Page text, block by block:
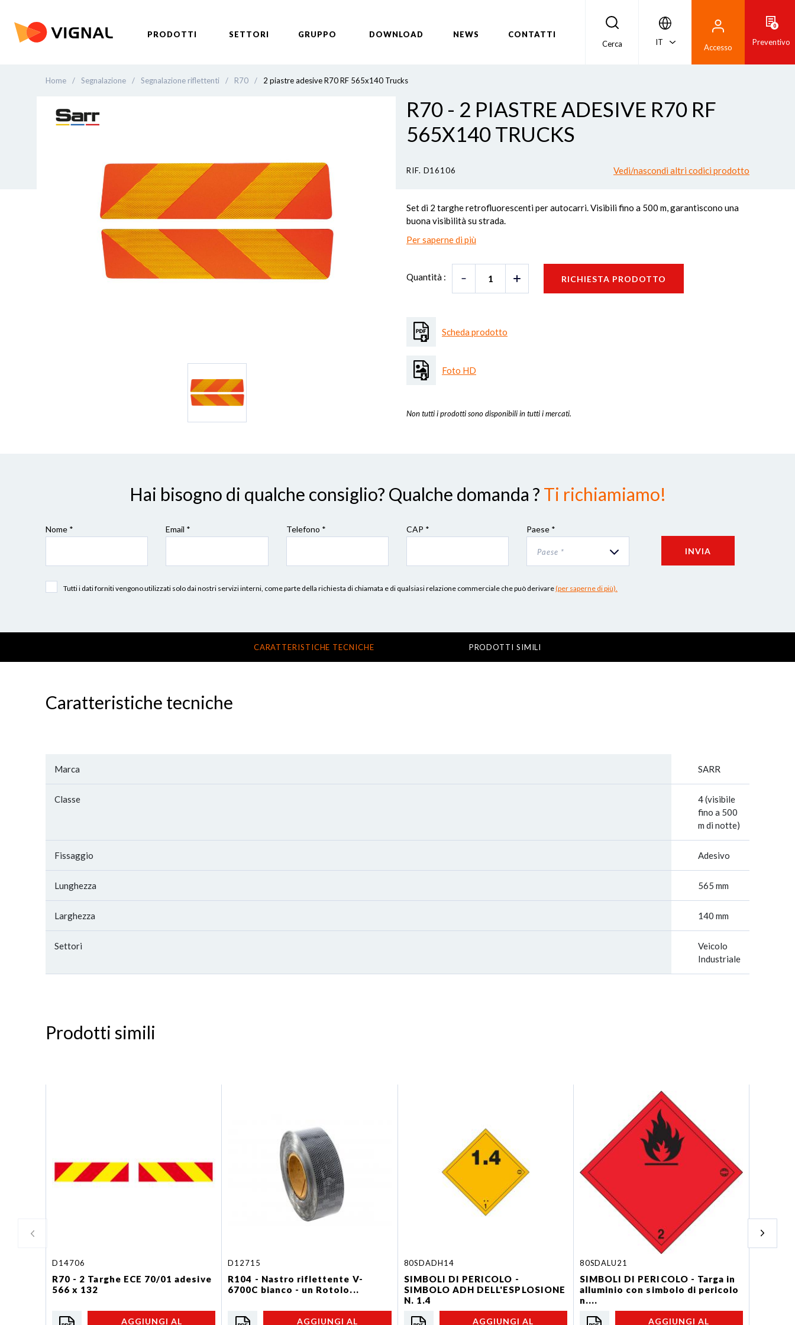
PRODOTTI SETTORI GRUPPO DOWNLOAD NEWS
CONTATTI
Cerca
IT
Accesso
0
Preventivo
Home / Segnalazione / Segnalazione riflettenti / R70 / 2 piastre adesive R70 RF 565x140 Trucks
R70 - 2 PIASTRE ADESIVE R70 RF
565X140 TRUCKS
RIF. D16106 Vedi/nascondi altri codici prodotto
Set di 2 targhe retrofluorescenti per autocarri. Visibili fino a 500 m, garantiscono una
buona visibilità su strada.
Per saperne di più
Quantità : RICHIESTA PRODOTTO
Scheda prodotto
Foto HD
Non tutti i prodotti sono disponibili in tutti i mercati.
Hai bisogno di qualche consiglio? Qualche domanda ? Ti richiamiamo!
Nome * Email * Telefono * CAP * Paese *
Paese * INVIA
Tutti i dati forniti vengono utilizzati solo dai nostri servizi interni, come parte della richiesta di chiamata e di qualsiasi relazione commerciale che può derivare(per saperne di più).
CARATTERISTICHE TECNICHE PRODOTTI SIMILI
Caratteristiche tecniche
Marca SARR
Classe
4 (visibile
fino a 500
m di notte)
Fissaggio Adesivo
Lunghezza 565 mm
Larghezza 140 mm
Settori
Veicolo
Industriale
Prodotti simili
D14706
R70 - 2 Targhe ECE 70/01 adesive
566 x 132
AGGIUNGI AL
D12715
R104 - Nastro riflettente V-
6700C bianco - un Rotolo...
AGGIUNGI AL
80SDADH14
SIMBOLI DI PERICOLO -
SIMBOLO ADH DELL'ESPLOSIONE
N. 1.4
AGGIUNGI AL
80SDALU21
SIMBOLI DI PERICOLO - Targa in
alluminio con simbolo di pericolo
n....
AGGIUNGI AL